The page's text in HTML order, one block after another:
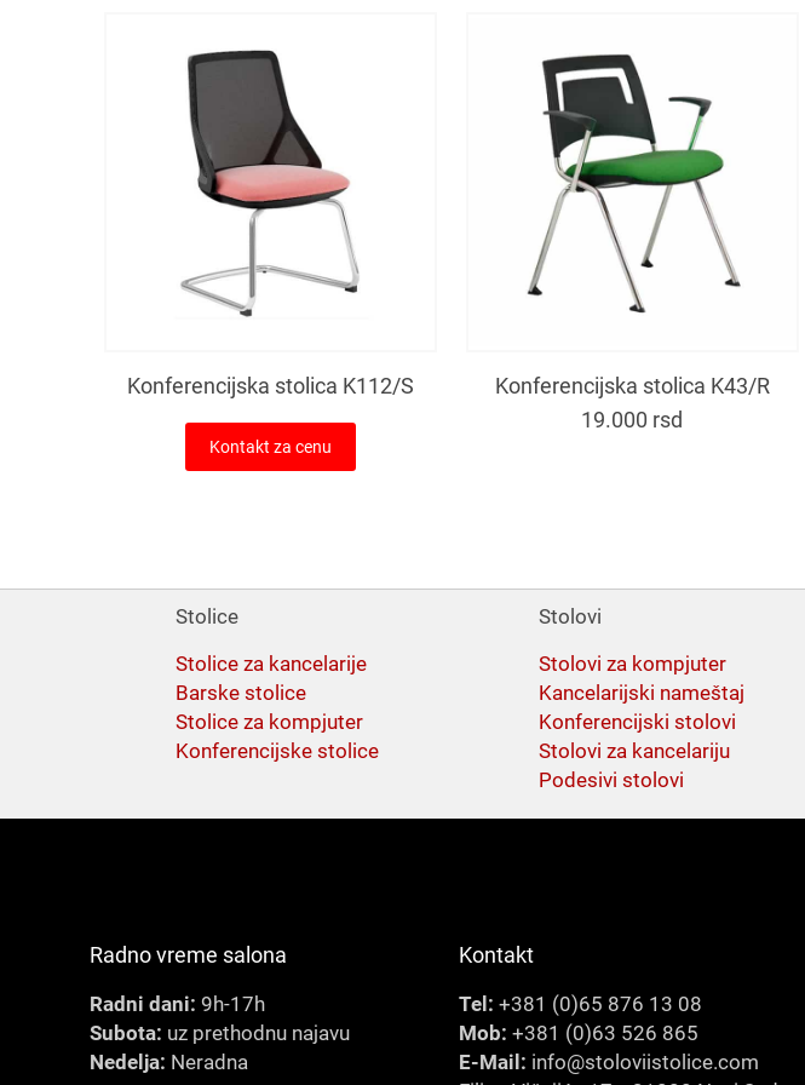
Konferencijska stolica K112/S
Kontakt za cenu
Konferencijska stolica K43/R
19.000 rsd
Stolice
Stolice za kancelarije
Barske stolice
Stolice za kompjuter
Konferencijske stolice
Stolovi
Stolovi za kompjuter
Kancelarijski nameštaj
Konferencijski stolovi
Stolovi za kancelariju
Podesivi stolovi
Radno vreme salona
Radni dani: 9h-17h
Subota: uz prethodnu najavu
Nedelja: Neradna
Kontakt
Tel: +381 (0)65 876 13 08
Mob: +381 (0)63 526 865
E-Mail: info@stoloviistolice.com